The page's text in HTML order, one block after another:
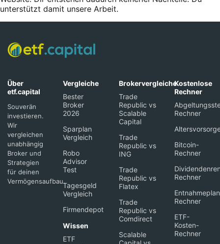
unterstützt damit unsere Arbeit.
Über
etf.capital
Souverän
investieren.
Wir
vergleichen
unabhängig
Broker und
Strategien
für deinen
Vermögensaufbau.
Vergleiche
Bester
Broker
2026
Sparplan
Vergleich
Robo
Advisor
Test
Tagesgeld
Vergleich
Firmendepot
Wissen
ETF
Brokervergleiche
Trade
Republic vs
Scalable
Capital
Trade
Republic vs
ING
Trade
Republic vs
Flatex
Trade
Republic vs
Comdirect
Scalable
Kostenlose
Rechner
Rechner
Bitcoin-
Rechner
Rechner
Rechner
ETF-
Kosten-
Rechner